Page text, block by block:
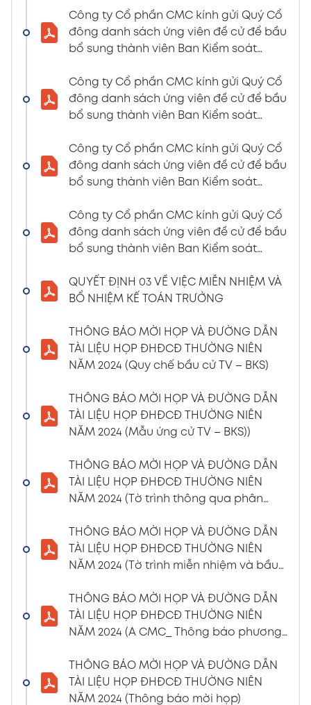
LIỆU HỌP ĐHĐCĐ THƯỜNG NIÊN NĂM 2024
(Tờ trình miễn nhiệm và bầu bổ sung TV –
6:07 PM
THÔNG BÁO MỜI HỌP VÀ ĐƯỜNG DẪN TÀI
LIỆU HỌP ĐHĐCĐ THƯỜNG NIÊN NĂM 2024
ứng cử TV – BKS)
02/04/2024
6:07 PM
LIỆU HỌP ĐHĐCĐ THƯỜNG NIÊN NĂM 2024
(The Biểu quyết)
Xem PDF
02/04/2024
THÔNG BÁO MỜI HỌP VÀ ĐƯỜNG DẪN TÀI
LIỆU HỌP ĐHĐCĐ THƯỜNG NIÊN NĂM 2024
(Phiếu Biểu quyết)
02/04/2024
6:07 PM
LIỆU HỌP ĐHĐCĐ THƯỜNG NIÊN NĂM 2024
(Phiếu Bầu bổ sung thành viên BKS)
Xem PDF
02/04/2024
THÔNG BÁO MỜI HỌP VÀ ĐƯỜNG DẪN TÀI
LIỆU HỌP ĐHĐCĐ THƯỜNG NIÊN NĂM 2024
(Dự thảo biên bản họp ĐHĐCĐ)
Xem PDF
6:07 PM
THÔNG BÁO MỜI HỌP VÀ ĐƯỜNG DẪN TÀI
LIỆU HỌP ĐHĐCĐ THƯỜNG NIÊN NĂM
01/04/2024
4:00 PM
CBTT về việc nhận được Đơn từ nhiệm vị trí
Thùy Giang và bà Nguyễn Hồng Oanh
04/03/2024
11:29 AM
Xem PDF
Công ty Cổ phần CMC kính gửi Quý Cổ
đông danh sách ứng viên đề cử để bầu
bổ sung thành viên Ban Kiểm soát
Huyền)
Công ty Cổ phần CMC kính gửi Quý Cổ
đông danh sách ứng viên đề cử để bầu
bổ sung thành viên Ban Kiểm soát
Huyền)
Công ty Cổ phần CMC kính gửi Quý Cổ
đông danh sách ứng viên đề cử để bầu
bổ sung thành viên Ban Kiểm soát
Huyền)
Công ty Cổ phần CMC kính gửi Quý Cổ
đông danh sách ứng viên đề cử để bầu
bổ sung thành viên Ban Kiểm soát
Huyền)
QUYẾT ĐỊNH 03 VỀ VIỆC MIỄN NHIỆM VÀ
BỔ NHIỆM KẾ TOÁN TRƯỞNG
THÔNG BÁO MỜI HỌP VÀ ĐƯỜNG DẪN
TÀI LIỆU HỌP ĐHĐCĐ THƯỜNG NIÊN
NĂM 2024 (Quy chế bầu cử TV – BKS)
THÔNG BÁO MỜI HỌP VÀ ĐƯỜNG DẪN
TÀI LIỆU HỌP ĐHĐCĐ THƯỜNG NIÊN
NĂM 2024 (Mẫu ứng cử TV – BKS))
THÔNG BÁO MỜI HỌP VÀ ĐƯỜNG DẪN
TÀI LIỆU HỌP ĐHĐCĐ THƯỜNG NIÊN
NĂM 2024 (Tờ trình thông qua phân
BKS)
THÔNG BÁO MỜI HỌP VÀ ĐƯỜNG DẪN
TÀI LIỆU HỌP ĐHĐCĐ THƯỜNG NIÊN
NĂM 2024 (Tờ trình miễn nhiệm và bầu
THÔNG BÁO MỜI HỌP VÀ ĐƯỜNG DẪN
TÀI LIỆU HỌP ĐHĐCĐ THƯỜNG NIÊN
NĂM 2024 (A CMC_ Thông báo phương
THÔNG BÁO MỜI HỌP VÀ ĐƯỜNG DẪN
TÀI LIỆU HỌP ĐHĐCĐ THƯỜNG NIÊN
NĂM 2024 (Thông báo mời họp)